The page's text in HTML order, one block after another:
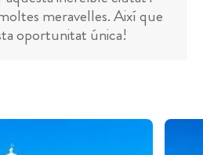
meravelles. Així que
oportunitat única!